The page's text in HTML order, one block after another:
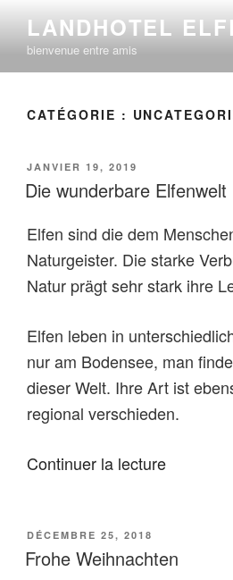
contenu
principal
LANDHOTEL
bienvenue entre amis
CATÉGORIE :
PUBLIÉ
LE
JANVIER 19, 2019
Die wunderbare Elfenwelt
Elfen sind die dem
Naturgeister. Die starke
Natur prägt sehr stark ihre
Elfen leben in
nur am Bodensee, man
dieser Welt. Ihre Art ist
regional verschieden.
Continuer la lecturede
PUBLIÉ
LE
DÉCEMBRE 25, 2018
Frohe Weihnachten